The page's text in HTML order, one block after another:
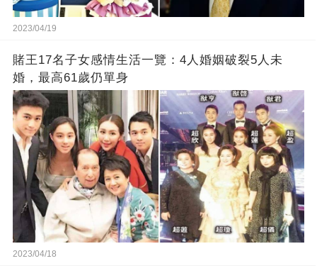
2023/04/19
賭王17名子女感情生活一覽：4人婚姻破裂5人未
婚，最高61歲仍單身
2023/04/18